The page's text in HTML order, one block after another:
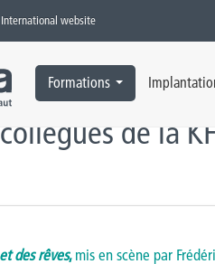
International website
Formations
,Social » Quand les collègues de la KFET
de la
des rêves,mis en scène par